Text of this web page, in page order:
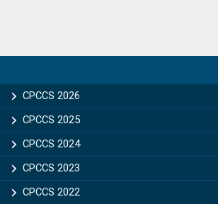
Sidebar
CPCCS 2026
CPCCS 2025
CPCCS 2024
CPCCS 2023
CPCCS 2022